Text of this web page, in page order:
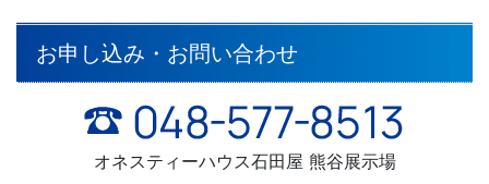
お申し込み・お問い合わせ
オネスティーハウス石田屋 熊谷展示場